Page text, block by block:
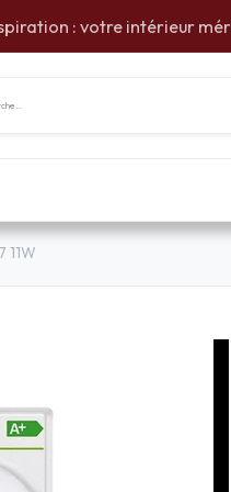
: votre intérieur
11W